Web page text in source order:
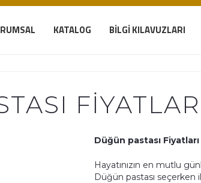
KATALOG BILGI KILAVUZLARI
Düğün pastası Fiyatları
Hayatınızın en mutlu
Düğün pastası